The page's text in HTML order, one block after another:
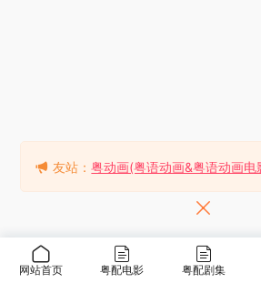
网站首页 粤配电影 粤配剧集
友站：粤动画(粤语动画&粤语动画电